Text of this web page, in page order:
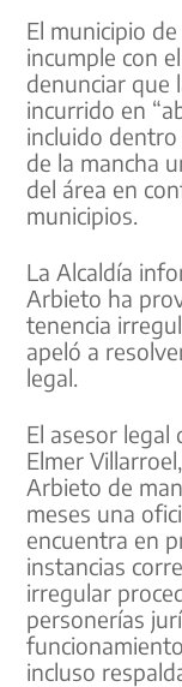
El municipio
incumple con
denunciar que
incurrido en
incluido dentro
de la mancha
del área en
municipios.
La Alcaldía
Arbieto ha
tenencia
apeló a
legal.
El asesor legal
Elmer
Arbieto de
meses una
encuentra en
instancias
irregular
personerías
incluso